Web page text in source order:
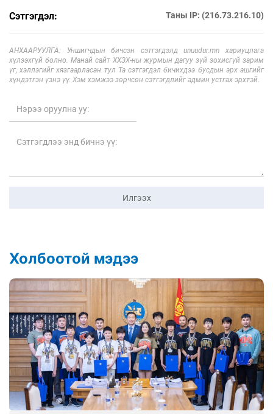
Сэтгэгдэл: Таны IP: (216.73.216.10)
АНХААРУУЛГА: Уншигчдын бичсэн сэтгэгдэлд unuudur.mn хариуцлага
хүлээхгүй болно. Манай сайт ХХЗХ-ны журмын дагуу зүй зохисгүй зарим
үг, хэллэгийг хязгаарласан тул Та сэтгэгдэл бичихдээ бусдын эрх ашгийг
хүндэтгэн үзнэ үү. Хэм хэмжээ зөрчсөн сэтгэгдлийг админ устгах эрхтэй.
Илгээх
Холбоотой мэдээ